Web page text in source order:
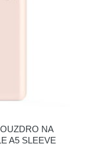
NA
A5 SLEEVE